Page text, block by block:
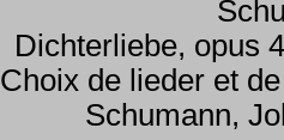
Dichterliebe, opus
Choix de lieder et
Schumann,